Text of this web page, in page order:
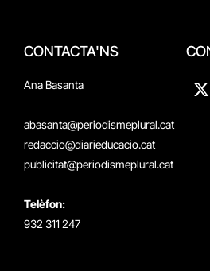
CONTACTA'NS
Ana Basanta
abasanta@periodismeplural.cat
redaccio@diarieducacio.cat
publicitat@periodismeplural.cat
Telèfon:
932 311 247
X